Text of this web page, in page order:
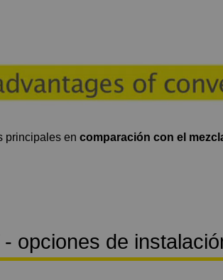
principales en comparación con el
opciones de